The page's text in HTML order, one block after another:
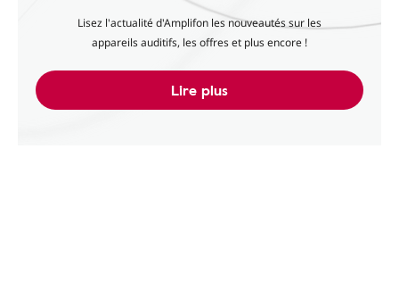
Lisez l'actualité d'Amplifon les nouveautés sur les
appareils auditifs, les offres et plus encore !
Lire plus